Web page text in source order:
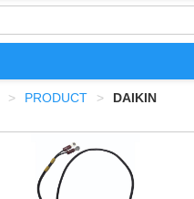
PRODUCT DAIKIN